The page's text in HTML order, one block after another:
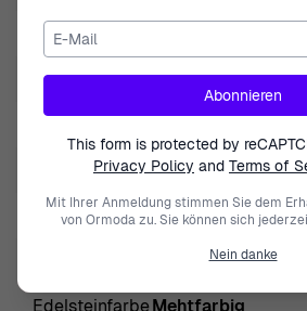
Schmuck nicht nur zu einem
einer Feier der kostbaren Momente
jedem Stück möchte die Marke
einzigartigen Persönlichkeiten
Weiblichkeit zu umarmen. Eine
begleitet die Designs von Orphelia,
Trägerin besonders und
Entdecken Sie Orphelia® 'Bling'
Sterlingsilber - Rose
Gewicht
ModellBling
Art der EdelsteinGlas
GeschlechtDamen
EdelsteinfarbeMehtfarbig
E-Mail
Abonnieren
This form is protected by
Privacy Policy and Terms of
Mit Ihrer Anmeldung stimmen Sie dem
von Ormoda zu. Sie können sich
Nein danke